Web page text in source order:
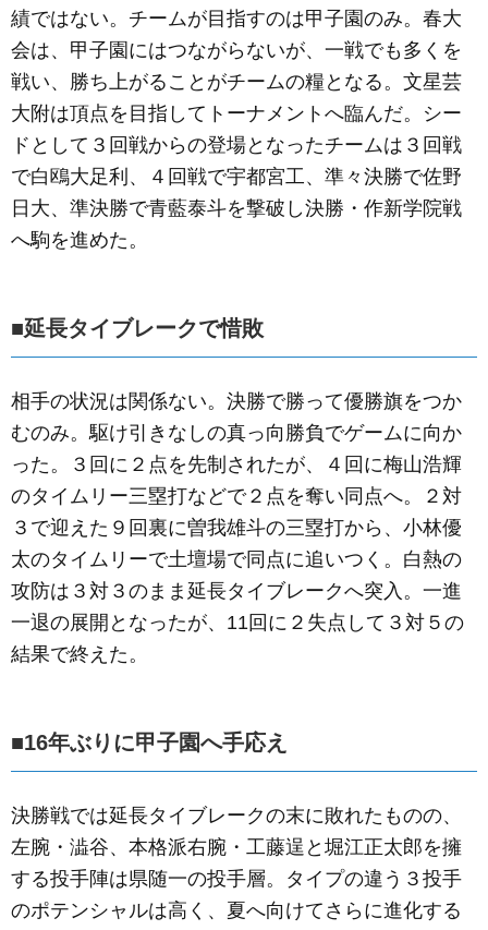
績ではない。チームが目指すのは甲子園のみ。春大
会は、甲子園にはつながらないが、一戦でも多くを
戦い、勝ち上がることがチームの糧となる。文星芸
大附は頂点を目指してトーナメントへ臨んだ。シー
ドとして３回戦からの登場となったチームは３回戦
で白鴎大足利、４回戦で宇都宮工、準々決勝で佐野
日大、準決勝で青藍泰斗を撃破し決勝・作新学院戦
へ駒を進めた。
■延長タイブレークで惜敗
相手の状況は関係ない。決勝で勝って優勝旗をつか
むのみ。駆け引きなしの真っ向勝負でゲームに向か
った。３回に２点を先制されたが、４回に梅山浩輝
のタイムリー三塁打などで２点を奪い同点へ。２対
３で迎えた９回裏に曽我雄斗の三塁打から、小林優
太のタイムリーで土壇場で同点に追いつく。白熱の
攻防は３対３のまま延長タイブレークへ突入。一進
一退の展開となったが、11回に２失点して３対５の
結果で終えた。
■16年ぶりに甲子園へ手応え
決勝戦では延長タイブレークの末に敗れたものの、
左腕・澁谷、本格派右腕・工藤逞と堀江正太郎を擁
する投手陣は県随一の投手層。タイプの違う３投手
のポテンシャルは高く、夏へ向けてさらに進化する